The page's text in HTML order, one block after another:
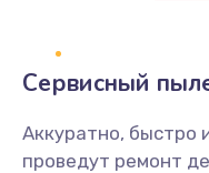
Сервисный
Аккуратно, быстро
проведут ремонт